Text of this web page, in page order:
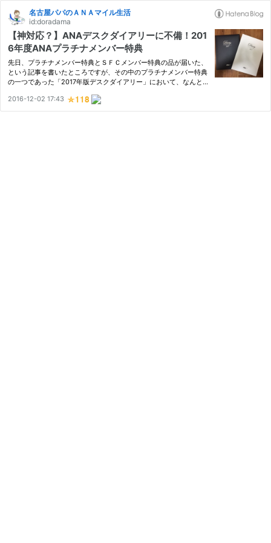
名古屋パパのＡＮＡマイル生活
id:doradama
【神対応？】ANAデスクダイアリーに不備！201
6年度ANAプラチナメンバー特典
先日、プラチナメンバー特典とＳＦＣメンバー特典の品が届いた、
という記事を書いたところですが、その中のプラチナメンバー特典
の一つであった「2017年版デスクダイアリー」において、なんと
こちら。 今回は、その内容と対応について書いていきます。 ↓参
加…
2016-12-02 17:43